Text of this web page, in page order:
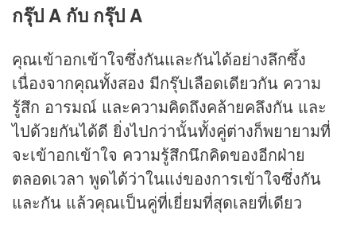
กรุ๊ป A กับ กรุ๊ป A
คุณเข้าอกเข้าใจซึ่งกันและกันได้อย่างลึกซึ้ง
เนื่องจากคุณทั้งสอง มีกรุ๊ปเลือดเดียวกัน ความ
รู้สึก อารมณ์ และความคิดถึงคล้ายคลึงกัน และ
ไปด้วยกันได้ดี ยิ่งไปกว่านั้นทั้งคู่ต่างก็พยายามที่
จะเข้าอกเข้าใจ ความรู้สึกนึกคิดของอีกฝ่าย
ตลอดเวลา พูดได้ว่าในแง่ของการเข้าใจซึ่งกัน
และกัน แล้วคุณเป็นคู่ที่เยี่ยมที่สุดเลยที่เดียว